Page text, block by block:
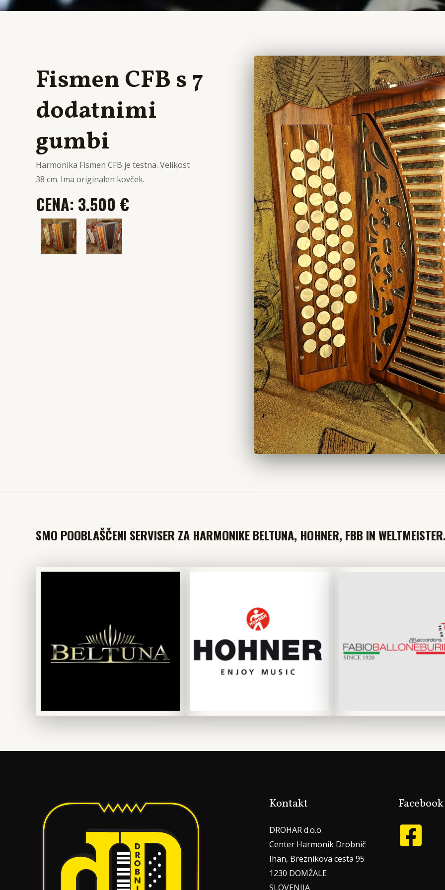
Fismen CFB s 7
dodatnimi
gumbi
Harmonika Fismen CFB je testna. Velikost
38 cm. Ima originalen kovček.
CENA: 3.500 €
SMO POOBLAŠČENI SERVISER ZA HARMONIKE BELTUNA, HOHNER, FBB IN
Kontakt
DROHAR d.o.o.
Center Harmonik Drobnič
Ihan, Breznikova cesta 95
1230 DOMŽALE
SLOVENIJA
Facebook